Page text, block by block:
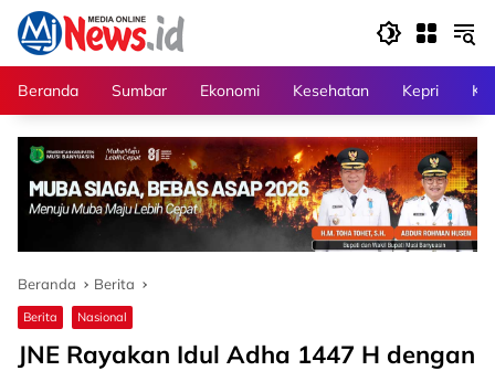
Langsung
konten
Beranda
Sumbar Ekonomi Kesehatan Kepri
Beranda Berita
Berita Nasional
JNE Rayakan Idul Adha 1447 H dengan